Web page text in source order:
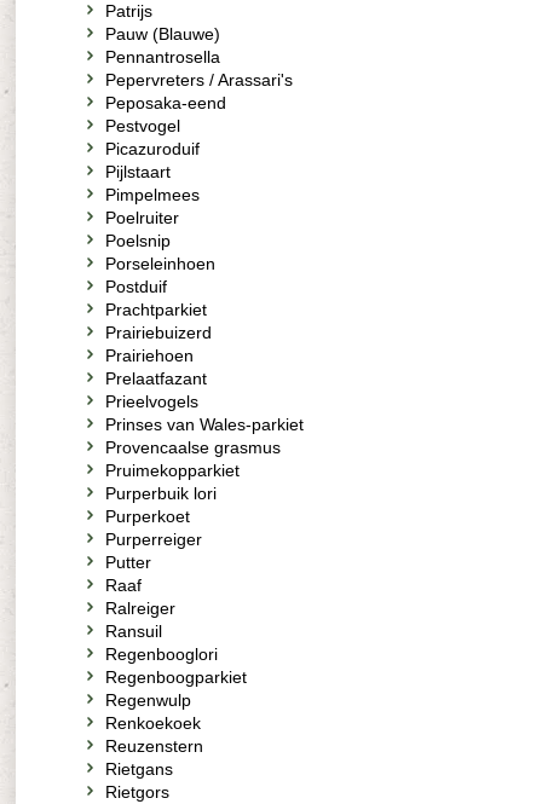
Patrijs
Pauw (Blauwe)
Pennantrosella
Pepervreters / Arassari's
Peposaka-eend
Pestvogel
Picazuroduif
Pijlstaart
Pimpelmees
Poelruiter
Poelsnip
Porseleinhoen
Postduif
Prachtparkiet
Prairiebuizerd
Prairiehoen
Prelaatfazant
Prieelvogels
Prinses van Wales-parkiet
Provencaalse grasmus
Pruimekopparkiet
Purperbuik lori
Purperkoet
Purperreiger
Putter
Raaf
Ralreiger
Ransuil
Regenbooglori
Regenboogparkiet
Regenwulp
Renkoekoek
Reuzenstern
Rietgans
Rietgors